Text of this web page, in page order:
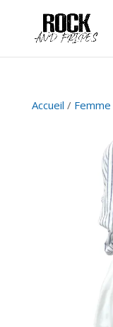
Accueil / Femme